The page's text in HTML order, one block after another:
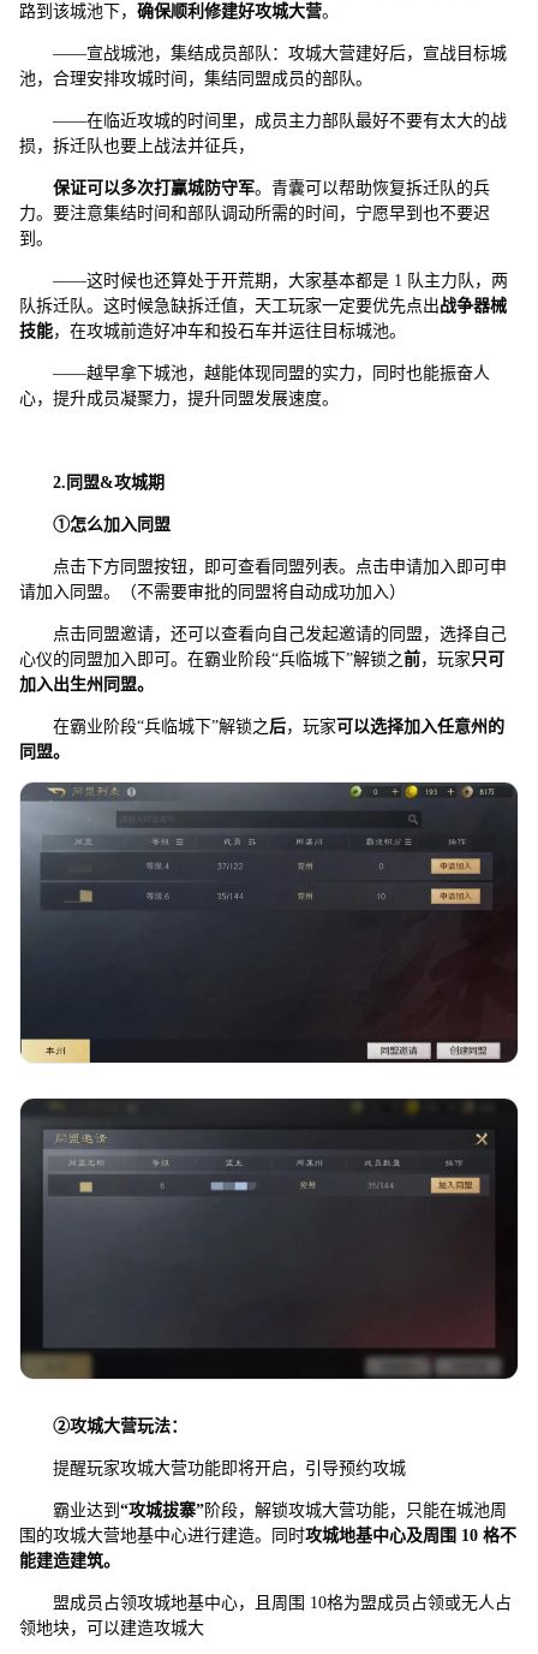
路到该城池下， 确保顺利修建好攻城大营。
——宣战城池，集结成员部队：攻城大营建好后，宣战目标城
池，合理安排攻城时间，集结同盟成员的部队。
——在临近攻城的时间里，成员主力部队最好不要有太大的战
损，拆迁队也要上战法并征兵，
保证可以多次打赢城防守军。青囊可以帮助恢复拆迁队的兵
力。要注意集结时间和部队调动所需的时间，宁愿早到也不要迟
到。
——这时候也还算处于开荒期，大家基本都是 1 队主力队，两
队拆迁队。这时候急缺拆迁值，天工玩家一定要优先点出战争器械
技能，在攻城前造好冲车和投石车并运往目标城池。
——越早拿下城池，越能体现同盟的实力，同时也能振奋人
心，提升成员凝聚力，提升同盟发展速度。
2. 同盟&攻城期
①怎么加入同盟
点击下方同盟按钮，即可查看同盟列表。点击申请加入即可申
请加入同盟。（不需要审批的同盟将自动成功加入）
点击同盟邀请，还可以查看向自己发起邀请的同盟，选择自己
心仪的同盟加入即可。在霸业阶段“兵临城下”解锁之前，玩家 只可
加入出生州同盟。
在霸业阶段“兵临城下”解锁之 后，玩家 可以选择加入任意州的
同盟。
②攻城大营玩法：
提醒玩家攻城大营功能即将开启，引导预约攻城
霸业达到 “攻城拔寨”阶段，解锁攻城大营功能，只能在城池周
围的攻城大营地基中心进行建造。同时攻城地基中心及周围 10 格不
能建造建筑。
盟成员占领攻城地基中心，且周围 10格为盟成员占领或无人占
领地块，可以建造攻城大